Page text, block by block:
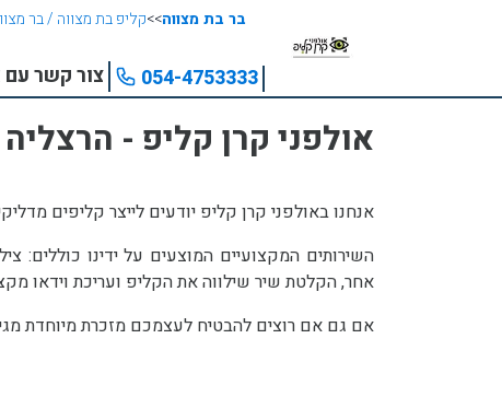
בר בת מצווה>>קליפ בת מצווה / בר
054-4753333 צור קשר עם
אולפני קרן קליפ - הרצליה
אנחנו באולפני קרן קליפ יודעים לייצר קליפים
השירותים המקצועיים המוצעים על ידינו
אחר, הקלטת שיר שילווה את הקליפ ועריכת וידאו
אם גם אם רוצים להבטיח לעצמכם מזכרת מיוחדת